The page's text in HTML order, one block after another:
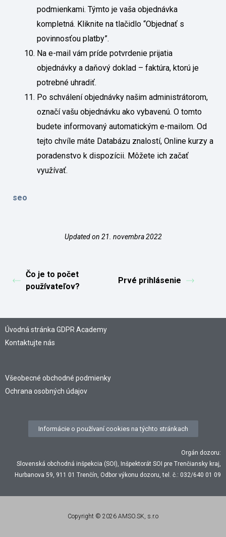
podmienkami. Týmto je vaša objednávka
kompletná. Kliknite na tlačidlo “Objednať s
povinnosťou platby”.
Na e-mail vám príde potvrdenie prijatia
objednávky a daňový doklad – faktúra, ktorú je
potrebné uhradiť.
Po schválení objednávky našim administrátorom,
označí vašu objednávku ako vybavenú. O tomto
budete informovaný automatickým e-mailom. Od
tejto chvíle máte Databázu znalostí, Online kurzy a
poradenstvo k dispozícii. Môžete ich začať
využívať.
seo
Updated on 21. novembra 2022
Čo je to počet
používateľov?
Prvé prihlásenie
Úvodná stránka GDPR Academy
Kontaktujte nás
Všeobecné obchodné podmienky
Ochrana osobných údajov
Informácie o používaní cookies na týchto stránkach
Orgán dozoru:
Slovenská obchodná inšpekcia (SOI), Inšpektorát SOI pre Trenčiansky kraj,
Hurbanova 59, 911 01 Trenčín, Odbor výkonu dozoru, tel. č.: 032/640 01 09
Copyright © 2026 AMSO.SK, s.r.o